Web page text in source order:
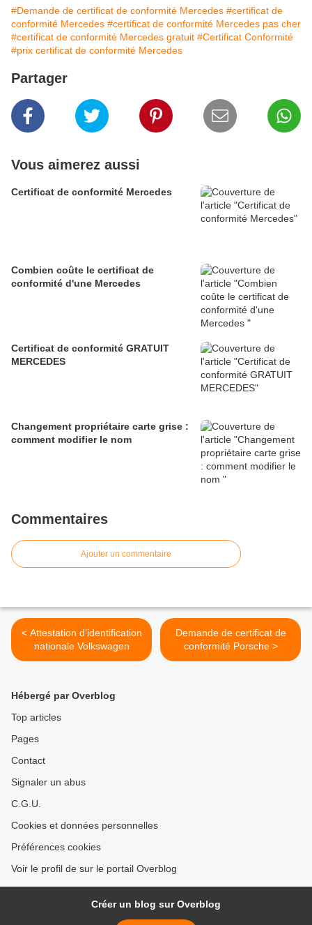
#Demande de certificat de conformité Mercedes #certificat de
conformité Mercedes #certificat de conformité Mercedes pas cher
#certificat de conformité Mercedes gratuit #Certificat Conformité
#prix certificat de conformité Mercedes
Partager
Vous aimerez aussi
Certificat de conformité Mercedes
Combien coûte le certificat de
conformité d'une Mercedes
Certificat de conformité GRATUIT
MERCEDES
Changement propriétaire carte grise :
comment modifier le nom
Commentaires
Ajouter un commentaire
< Attestation d’identification
nationale Volkswagen
Demande de certificat de
conformité Porsche >
Hébergé par Overblog
Top articles
Pages
Contact
Signaler un abus
C.G.U.
Cookies et données personnelles
Préférences cookies
Voir le profil de sur le portail Overblog
Créer un blog sur Overblog